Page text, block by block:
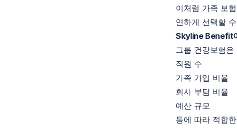
이처럼 가족 보
연하게 선택할
Skyline Benefit
그룹 건강보험
직원 수
가족 가입 비율
회사 부담 비율
예산 규모
등에 따라 적합